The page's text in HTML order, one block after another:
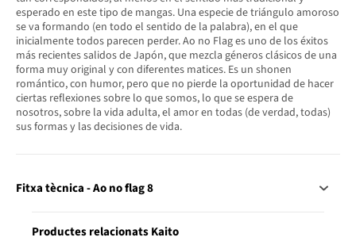
esperado en este tipo de mangas. Una especie de triángulo amoroso
se va formando (en todo el sentido de la palabra), en el que
inicialmente todos parecen perder. Ao no Flag es uno de los éxitos
más recientes salidos de Japón, que mezcla géneros clásicos de una
forma muy original y con diferentes matices. Es un shonen
romántico, con humor, pero que no pierde la oportunidad de hacer
ciertas reflexiones sobre lo que somos, lo que se espera de
nosotros, sobre la vida adulta, el amor en todas (de verdad, todas)
sus formas y las decisiones de vida.
Fitxa tècnica - Ao no flag 8
Productes relacionats Kaito